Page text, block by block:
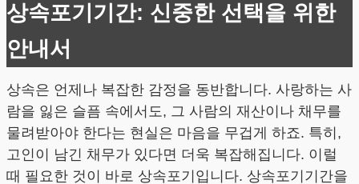
상속포기기간: 신중한 선택을 위한
안내서
상속은 언제나 복잡한 감정을 동반합니다. 사랑하는 사
람을 잃은 슬픔 속에서도, 그 사람의 재산이나 채무를
물려받아야 한다는 현실은 마음을 무겁게 하죠. 특히,
고인이 남긴 채무가 있다면 더욱 복잡해집니다. 이럴
때 필요한 것이 바로 상속포기입니다. 상속포기기간을